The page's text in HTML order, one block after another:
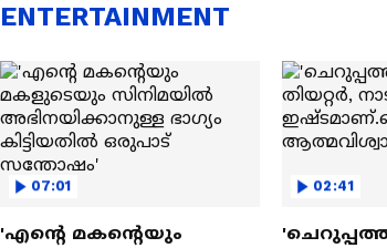
ENTERTAINMENT
07:01
'എന്റെ മകന്റെയും
02:41